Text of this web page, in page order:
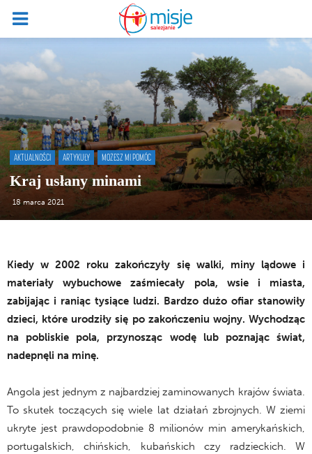
AKTUALNOŚCI ARTYKUŁY MOŻESZ MI POMÓC
Kraj usłany minami
18 marca 2021
Kiedy w 2002 roku zakończyły się walki, miny lądowe i
materiały wybuchowe zaśmiecały pola, wsie i miasta,
zabijając i raniąc tysiące ludzi. Bardzo dużo ofiar stanowiły
dzieci, które urodziły się po zakończeniu wojny. Wychodząc
na pobliskie pola, przynosząc wodę lub poznając świat,
nadepnęli na minę.
Angola jest jednym z najbardziej zaminowanych krajów świata.
To skutek toczących się wiele lat działań zbrojnych. W ziemi
ukryte jest prawdopodobnie 8 milionów min amerykańskich,
portugalskich, chińskich, kubańskich czy radzieckich. W